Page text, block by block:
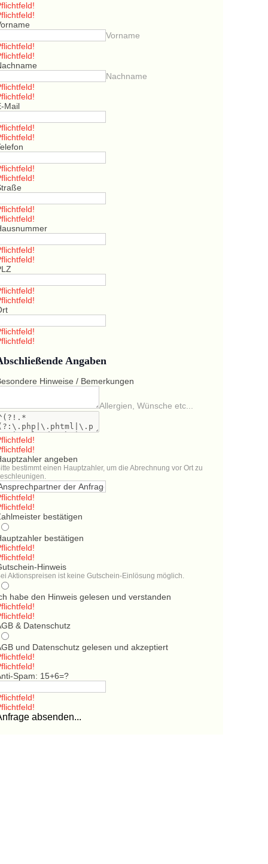
Vorname
Nachname
Mail
Angaben
Hinweise / Bemerkungen
Allergien, Wünsche etc...
angeben
bestimmt einen Hauptzahler, um die Abrechnung vor Ort zu
bestätigen
bestätigen
Hinweis
Aktionspreisen ist keine Gutschein-Einlösung möglich.
habe den Hinweis gelesen und verstanden
& Datenschutz
und Datenschutz gelesen und akzeptiert
Spam: 15+6=?
absenden...